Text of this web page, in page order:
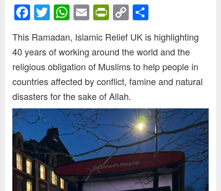
Facebook
Twitter
WhatsApp
EmailPrintFriendly
Copy
Link
This Ramadan, Islamic Relief UK is highlighting
40 years of working around the world and the
religious obligation of Muslims to help people in
countries affected by conflict, famine and natural
disasters for the sake of Allah.